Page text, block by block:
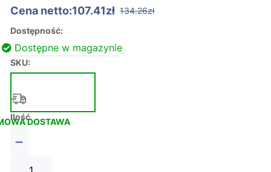
Cena netto:107.41zł 134.26zł
Dostępność:
Dostępne w magazynie
SKU:
DOSTAWA
Ilość
−